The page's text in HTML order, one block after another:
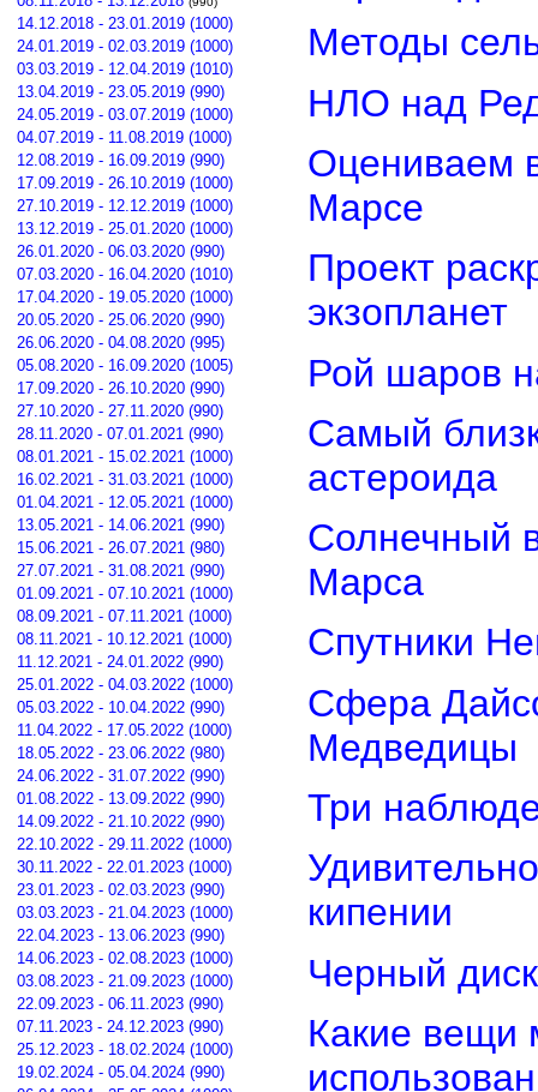
14.12.2018 - 23.01.2019 (1000)
24.01.2019 - 02.03.2019 (1000)
03.03.2019 - 12.04.2019 (1010)
13.04.2019 - 23.05.2019 (990)
24.05.2019 - 03.07.2019 (1000)
04.07.2019 - 11.08.2019 (1000)
12.08.2019 - 16.09.2019 (990)
17.09.2019 - 26.10.2019 (1000)
27.10.2019 - 12.12.2019 (1000)
13.12.2019 - 25.01.2020 (1000)
26.01.2020 - 06.03.2020 (990)
07.03.2020 - 16.04.2020 (1010)
17.04.2020 - 19.05.2020 (1000)
20.05.2020 - 25.06.2020 (990)
26.06.2020 - 04.08.2020 (995)
05.08.2020 - 16.09.2020 (1005)
17.09.2020 - 26.10.2020 (990)
27.10.2020 - 27.11.2020 (990)
28.11.2020 - 07.01.2021 (990)
08.01.2021 - 15.02.2021 (1000)
16.02.2021 - 31.03.2021 (1000)
01.04.2021 - 12.05.2021 (1000)
13.05.2021 - 14.06.2021 (990)
15.06.2021 - 26.07.2021 (980)
27.07.2021 - 31.08.2021 (990)
01.09.2021 - 07.10.2021 (1000)
08.09.2021 - 07.11.2021 (1000)
08.11.2021 - 10.12.2021 (1000)
11.12.2021 - 24.01.2022 (990)
25.01.2022 - 04.03.2022 (1000)
05.03.2022 - 10.04.2022 (990)
11.04.2022 - 17.05.2022 (1000)
18.05.2022 - 23.06.2022 (980)
24.06.2022 - 31.07.2022 (990)
01.08.2022 - 13.09.2022 (990)
14.09.2022 - 21.10.2022 (990)
22.10.2022 - 29.11.2022 (1000)
30.11.2022 - 22.01.2023 (1000)
23.01.2023 - 02.03.2023 (990)
03.03.2023 - 21.04.2023 (1000)
22.04.2023 - 13.06.2023 (990)
14.06.2023 - 02.08.2023 (1000)
03.08.2023 - 21.09.2023 (1000)
22.09.2023 - 06.11.2023 (990)
07.11.2023 - 24.12.2023 (990)
25.12.2023 - 18.02.2024 (1000)
19.02.2024 - 05.04.2024 (990)
Методы
НЛО над
Оцениваем
Марсе
Проект
экзопланет
Рой шаров
Самый
астероида
Солнечный
Марса
Спутники
Сфера
Медведицы
Три
кипении
Черный
Какие вещи